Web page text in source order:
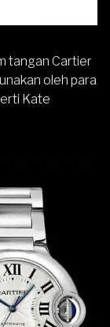
tangan Cartier
oleh para
Kate